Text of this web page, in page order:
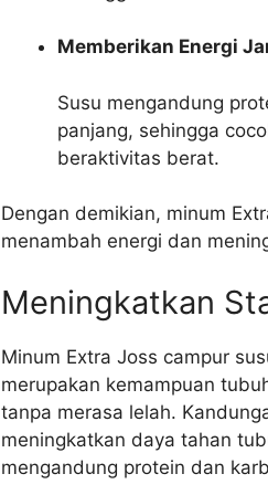
Memberikan Energi
Susu mengandung
panjang, sehingga
beraktivitas berat.
Dengan demikian, minum
menambah energi dan
Meningkatkan
Minum Extra Joss campur
merupakan kemampuan
tanpa merasa lelah.
meningkatkan daya tahan
mengandung protein dan